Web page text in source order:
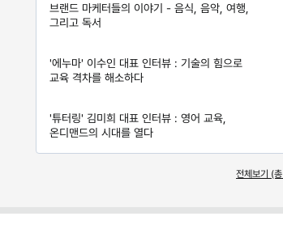
브랜드 마케터들의 이야기 - 음식, 음악, 여행,
그리고 독서
'에누마' 이수인 대표 인터뷰 : 기술의 힘으로
교육 격차를 해소하다
'튜터링' 김미희 대표 인터뷰 : 영어 교육,
온디맨드의 시대를 열다
전체보기 (총